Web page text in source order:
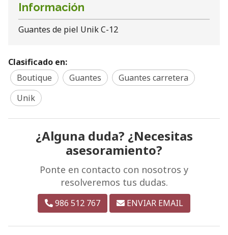
Información
Guantes de piel Unik C-12
Clasificado en:
Boutique
Guantes
Guantes carretera
Unik
¿Alguna duda? ¿Necesitas
asesoramiento?
Ponte en contacto con nosotros y
resolveremos tus dudas.
986 512 767 ENVIAR EMAIL